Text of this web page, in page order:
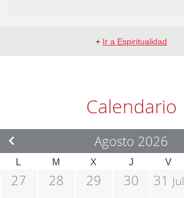
+ Ir a Espiritualidad
Calendario
Agosto 2026
L M X J V
27 28 29 30 31 Jul